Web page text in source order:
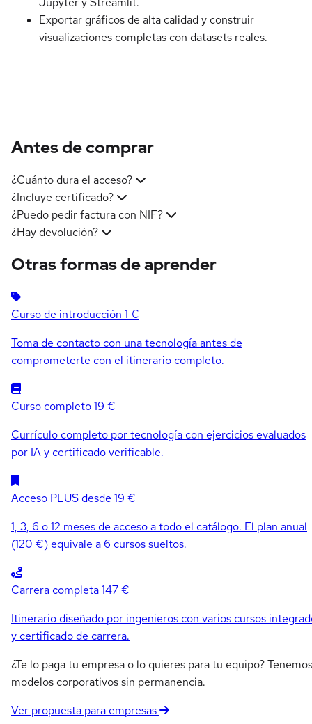
Exportar gráficos de alta calidad y construir
visualizaciones completas con datasets reales.
Antes de comprar
¿Cuánto dura el acceso?
¿Incluye certificado?
¿Puedo pedir factura con NIF?
¿Hay devolución?
Otras formas de aprender
Curso de introducción 1 €
Toma de contacto con una tecnología antes de
comprometerte con el itinerario completo.
Curso completo19 €
Currículo completo por tecnología con ejercicios evaluados
por IA y certificado verificable.
Acceso PLUS desde 19 €
1, 3, 6 o 12 meses de acceso a todo el catálogo. El plan anual
(120 €) equivale a 6 cursos sueltos.
Carrera completa147 €
Itinerario diseñado por ingenieros con varios cursos
y certificado de carrera.
¿Te lo paga tu empresa o lo quieres para tu equipo? Tenemos
modelos corporativos sin permanencia.
Ver propuesta para empresas